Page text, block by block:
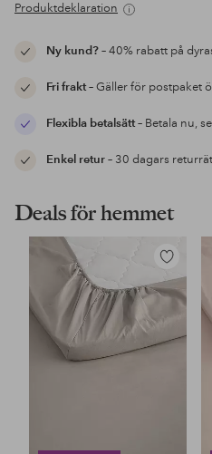
Produktdeklaration
Ny kund?– 40% rabatt på
Fri frakt– Gäller för postpaket
Flexibla betalsätt– Betala nu,
Enkel retur– 30 dagars
Deals för hemmet
Lägg
till
i
favoriter